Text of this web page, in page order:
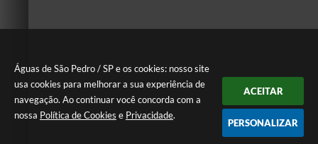
Águas de São Pedro / SP e os cookies: nosso site
usa cookies para melhorar a sua experiência de
navegação. Ao continuar você concorda com a
nossa Política de Cookies e Privacidade.
ACEITAR
PERSONALIZAR